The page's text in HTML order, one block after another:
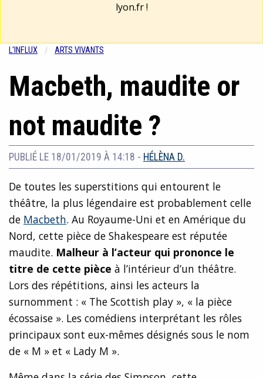
lyon.fr!
L'INFLUX ARTS VIVANTS
Macbeth, maudite or
not maudite ?
PUBLIÉ LE 18/01/2019 À 14:18 - HÉLÈNA D.
De toutes les superstitions qui entourent le
théâtre, la plus légendaire est probablement celle
de Macbeth. Au Royaume-Uni et en Amérique du
Nord, cette pièce de Shakespeare est réputée
maudite. Malheur à l’acteur qui prononce le
titre de cette pièce à l’intérieur d’un théâtre.
Lors des répétitions, ainsi les acteurs la
surnomment : « The Scottish play », « la pièce
écossaise ». Les comédiens interprétant les rôles
principaux sont eux-mêmes désignés sous le nom
de « M » et « Lady M ».